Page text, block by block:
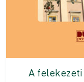
A felekezeti